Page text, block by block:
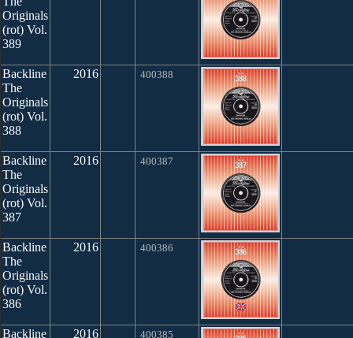
Originals
(rot) Vol.
389
Backline
The
Originals
(rot) Vol.
388
2016 400388
Backline
The
Originals
(rot) Vol.
387
2016 400387
Backline
The
Originals
(rot) Vol.
386
2016 400386
Backline 2016 400385